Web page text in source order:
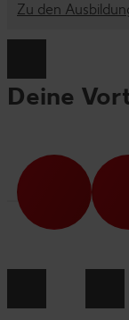
Zu den
Deine